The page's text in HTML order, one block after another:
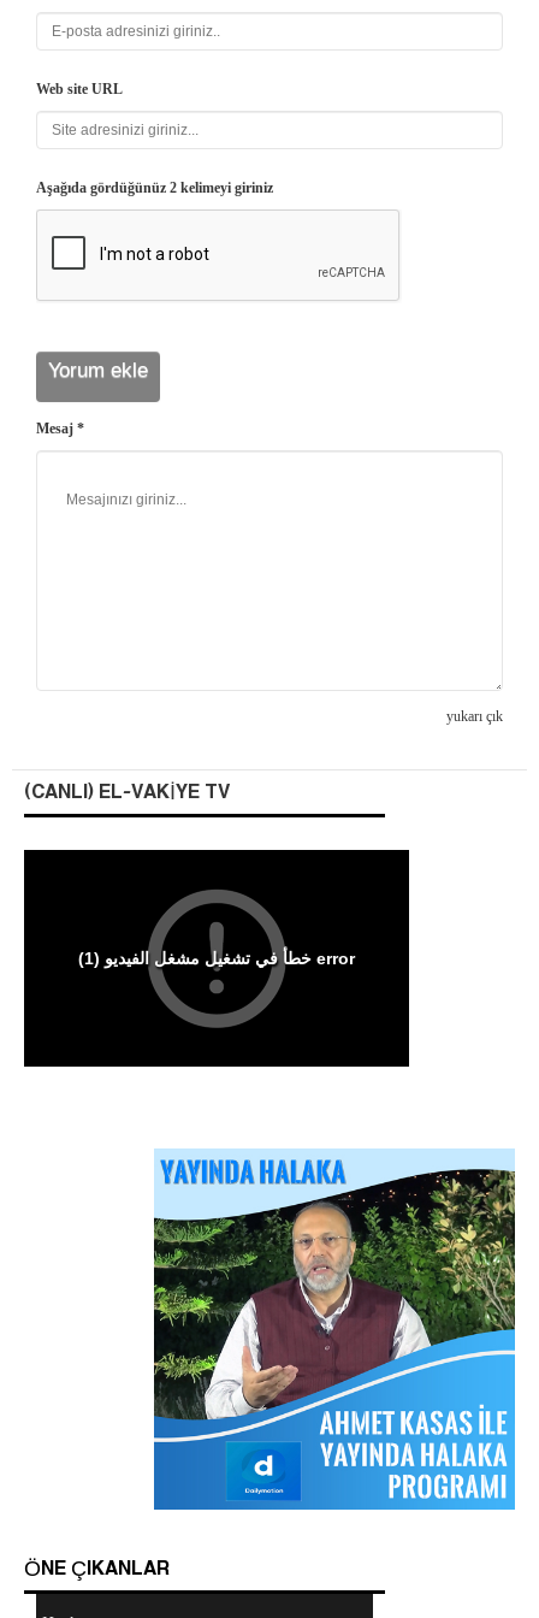
Web site URL
Aşağıda gördüğünüz 2 kelimeyi giriniz
Mesaj *
yukarı çık
(CANLI) EL-VAKIYE TV
ÖNE ÇIKANLAR
Sorular ve Cevaplar
Mescidi Aksa İslam Ümmetine ve Ordulara
Arakan Müslümanları İslam Ümmetinden ve
Hizb-ut Tahrir Emirine Sorulanlar